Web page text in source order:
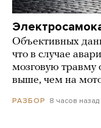
Объективных
что в случае
мозговую травму
выше, чем на
РАЗБОР 8 часов назад